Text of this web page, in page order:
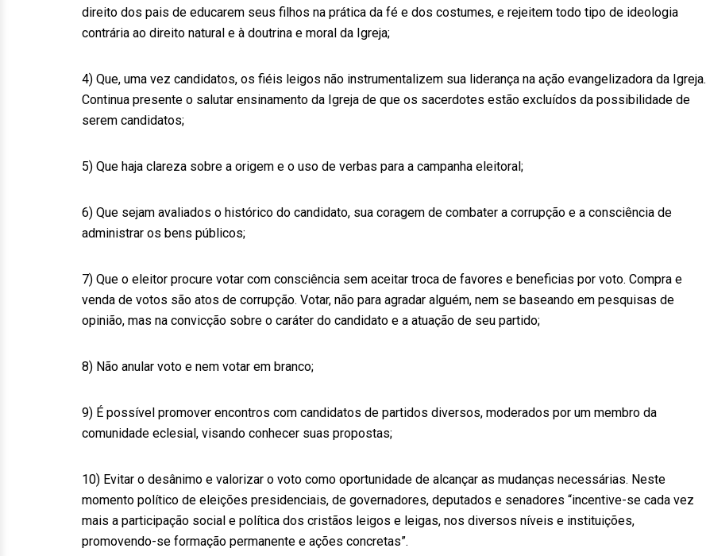
direito dos pais de educarem seus filhos na prática da fé e dos costumes, e rejeitem todo tipo de ideologia
contrária ao direito natural e à doutrina e moral da Igreja;
4) Que, uma vez candidatos, os fiéis leigos não instrumentalizem sua liderança na ação evangelizadora da Igreja.
Continua presente o salutar ensinamento da Igreja de que os sacerdotes estão excluídos da possibilidade de
serem candidatos;
5) Que haja clareza sobre a origem e o uso de verbas para a campanha eleitoral;
6) Que sejam avaliados o histórico do candidato, sua coragem de combater a corrupção e a consciência de
administrar os bens públicos;
7) Que o eleitor procure votar com consciência sem aceitar troca de favores e beneficias por voto. Compra e
venda de votos são atos de corrupção. Votar, não para agradar alguém, nem se baseando em pesquisas de
opinião, mas na convicção sobre o caráter do candidato e a atuação de seu partido;
8) Não anular voto e nem votar em branco;
9) É possível promover encontros com candidatos de partidos diversos, moderados por um membro da
comunidade eclesial, visando conhecer suas propostas;
10) Evitar o desânimo e valorizar o voto como oportunidade de alcançar as mudanças necessárias. Neste
momento político de eleições presidenciais, de governadores, deputados e senadores “incentive-se cada vez
mais a participação social e política dos cristãos leigos e leigas, nos diversos níveis e instituições,
promovendo-se formação permanente e ações concretas”.